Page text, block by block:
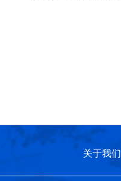
关于我们